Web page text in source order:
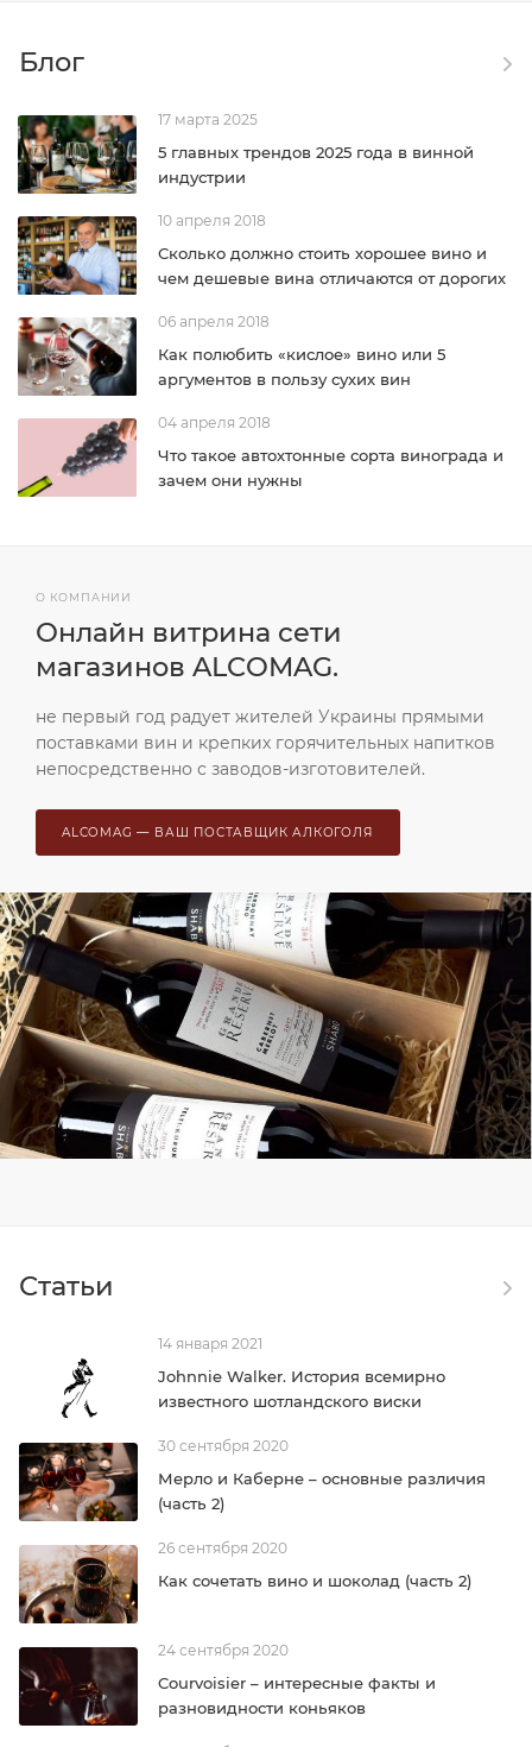
Блог
17 марта 2025
5 главных трендов 2025 года в винной
индустрии
10 апреля 2018
Сколько должно стоить хорошее вино и
чем дешевые вина отличаются от дорогих
06 апреля 2018
Как полюбить «кислое» вино или 5
аргументов в пользу сухих вин
04 апреля 2018
Что такое автохтонные сорта винограда и
зачем они нужны
О КОМПАНИИ
Онлайн витрина сети
магазинов ALCOMAG.
не первый год радует жителей Украины прямыми
поставками вин и крепких горячительных напитков
непосредственно с заводов-изготовителей.
ALCOMAG — ВАШ ПОСТАВЩИК АЛКОГОЛЯ
Статьи
14 января 2021
Johnnie Walker. История всемирно
известного шотландского виски
30 сентября 2020
Мерло и Каберне – основные различия
(часть 2)
26 сентября 2020
Как сочетать вино и шоколад (часть 2)
24 сентября 2020
Courvoisier – интересные факты и
разновидности коньяков